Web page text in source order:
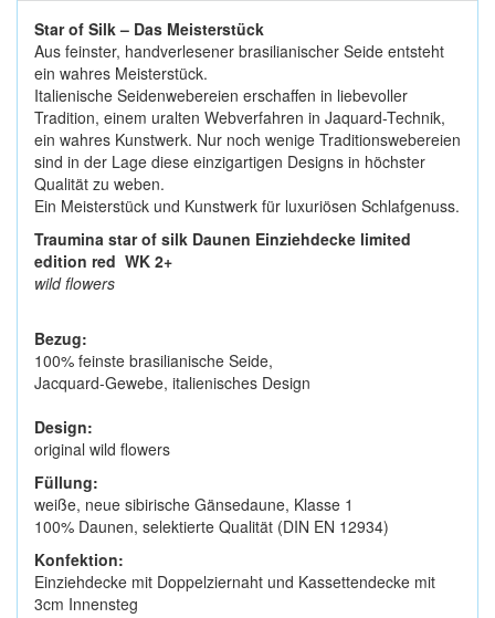
Star of Silk – Das Meisterstück
Aus feinster, handverlesener brasilianischer Seide entsteht
ein wahres Meisterstück.
Italienische Seidenwebereien erschaffen in liebevoller
Tradition, einem uralten Webverfahren in Jaquard-Technik,
ein wahres Kunstwerk. Nur noch wenige Traditionswebereien
sind in der Lage diese einzigartigen Designs in höchster
Qualität zu weben.
Ein Meisterstück und Kunstwerk für luxuriösen Schlafgenuss.
Traumina star of silk Daunen Einziehdecke limited
edition red WK 2+
wild flowers
Bezug:
100% feinste brasilianische Seide,
Jacquard-Gewebe, italienisches Design
Design:
original wild flowers
Füllung:
weiße, neue sibirische Gänsedaune, Klasse 1
100% Daunen, selektierte Qualität (DIN EN 12934)
Konfektion:
Einziehdecke mit Doppelziernaht und Kassettendecke mit
3cm Innensteg